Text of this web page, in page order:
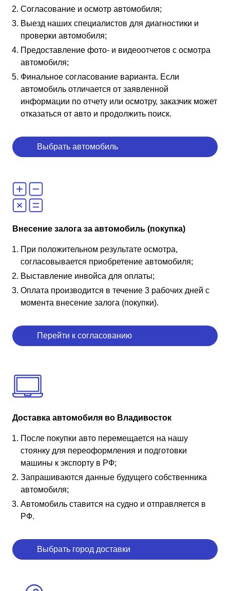
Согласование и осмотр автомобиля;
Выезд наших специалистов для диагностики и
проверки автомобиля;
Предоставление фото- и видеоотчетов с осмотра
автомобиля;
Финальное согласование варианта. Если
автомобиль отличается от заявленной
информации по отчету или осмотру, заказчик может
отказаться от авто и продолжить поиск.
Выбрать автомобиль
Внесение залога за автомобиль (покупка)
При положительном результате осмотра,
согласовывается приобретение автомобиля;
Выставление инвойса для оплаты;
Оплата производится в течение 3 рабочих дней с
момента внесение залога (покупки).
Перейти к согласованию
Доставка автомобиля во Владивосток
После покупки авто перемещается на нашу
стоянку для переоформления и подготовки
машины к экспорту в РФ;
Запрашиваются данные будущего собственника
автомобиля;
Автомобиль ставится на судно и отправляется в
РФ.
Выбрать город доставки